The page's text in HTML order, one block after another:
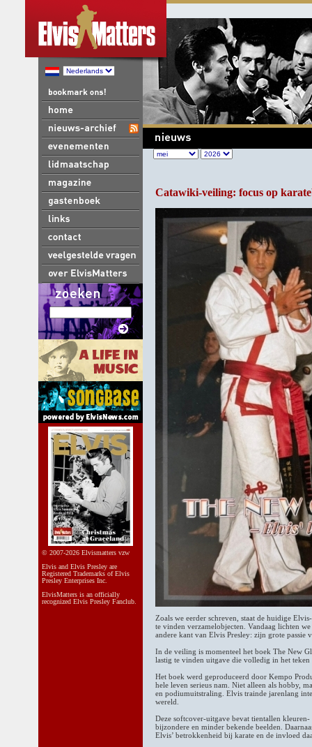
© 2007-2026 Elvismatters vzw
Elvis and Elvis Presley are
Registered Trademarks of Elvis
Presley Enterprises Inc.
ElvisMatters is an officially
recognized Elvis Presley Fanclub.
Catawiki-veiling: focus op
Zoals we eerder schreven, staat de huidige
te vinden verzamelobjecten. Vandaag lichten
andere kant van Elvis Presley: zijn grote passie
In de veiling is momenteel het boek The New
lastig te vinden uitgave die volledig in het
Het boek werd geproduceerd door Kempo
hele leven serieus nam. Niet alleen als hobby,
en podiumuitstraling. Elvis trainde jarenlang
wereld.
Deze softcover-uitgave bevat tientallen
bijzondere en minder bekende beelden.
Elvis’ betrokkenheid bij karate en de invloed